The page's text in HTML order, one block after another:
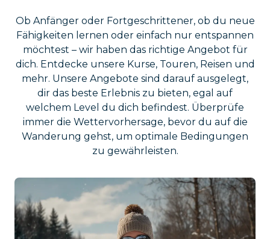
Ob Anfänger oder Fortgeschrittener, ob du neue
Fähigkeiten lernen oder einfach nur entspannen
möchtest – wir haben das richtige Angebot für
dich. Entdecke unsere Kurse, Touren, Reisen und
mehr. Unsere Angebote sind darauf ausgelegt,
dir das beste Erlebnis zu bieten, egal auf
welchem Level du dich befindest. Überprüfe
immer die Wettervorhersage, bevor du auf die
Wanderung gehst, um optimale Bedingungen
zu gewährleisten.